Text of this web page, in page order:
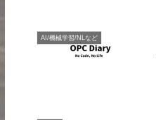
AI/機械学習/NLなど